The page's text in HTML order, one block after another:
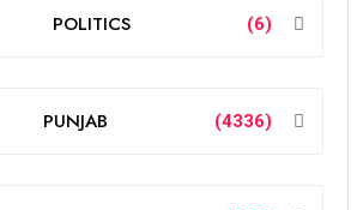
POLITICS (6)
PUNJAB (4336)